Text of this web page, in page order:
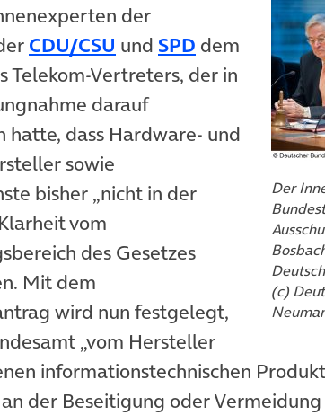
Der
(c)
der
CDU/CSU (öffnet in neuem Tab)
und SPD (öffnet in
dem
Telekom-Vertreters, der in
darauf
hatte, dass Hardware- und
sowie
bisher „nicht in der
vom
des Gesetzes
Mit dem
wird nun festgelegt,
„vom Hersteller
informationstechnischen
der Beseitigung oder